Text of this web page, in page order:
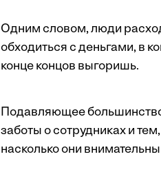
Одним словом, люди
обходиться с деньгами, в
конце концов выгоришь.
Подавляющее большинство
заботы о сотрудниках и
насколько они